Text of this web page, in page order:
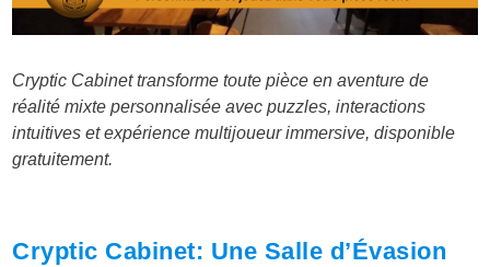
Cryptic Cabinet transforme toute pièce en aventure de
réalité mixte personnalisée avec puzzles, interactions
intuitives et expérience multijoueur immersive, disponible
gratuitement.
Cryptic Cabinet: Une Salle d’Évasion